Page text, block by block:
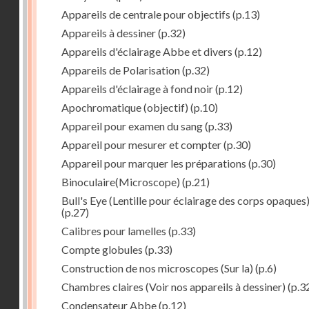
Appareils de centrale pour objectifs (p.13)
Appareils à dessiner(p.32)
Appareils d'éclairage Abbe et divers (p.12)
Appareils de Polarisation(p.32)
Appareils d'éclairage à fond noir(p.12)
Apochromatique (objectif) (p.10)
Appareil pour examen du sang(p.33)
Appareil pour mesurer et compter(p.30)
Appareil pour marquer les préparations (p.30)
Binoculaire(Microscope) (p.21)
Bull's Eye (Lentille pour éclairage des corps opaques)
(p.27)
Calibres pour lamelles (p.33)
Compte globules (p.33)
Construction de nos microscopes (Sur la) (p.6)
Chambres claires (Voir nos appareils à dessiner)
Condensateur Abbe(p.12)